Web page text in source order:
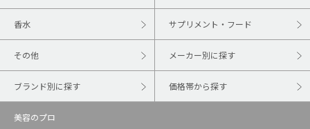
香水 サプリメント・フード
その他 メーカー別に探す
ブランド別に探す 価格帯から探す
美容のプロ